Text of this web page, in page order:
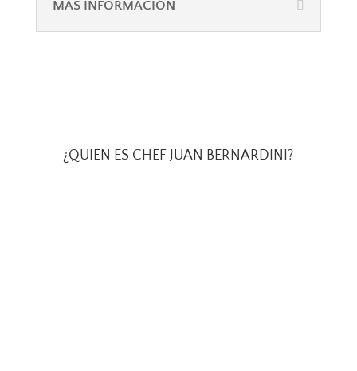
MÁS INFORMACIÓN
¿QUIEN ES CHEF JUAN BERNARDINI?